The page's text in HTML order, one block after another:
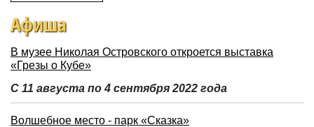
Афиша
В музее Николая Островского откроется выставка
«Грезы о Кубе»
С 11 августа по 4 сентября 2022 года
Волшебное место - парк «Сказка»